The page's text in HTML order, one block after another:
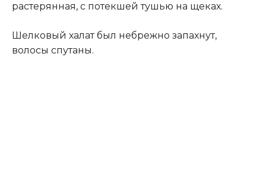
растерянная, с потекшей тушью на щеках.
Шелковый халат был небрежно запахнут,
волосы спутаны.